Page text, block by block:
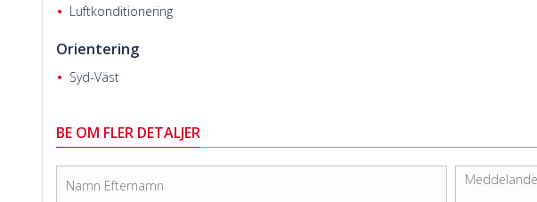
Luftkonditionering
Orientering
Syd-Väst
BE OM FLER DETALJER